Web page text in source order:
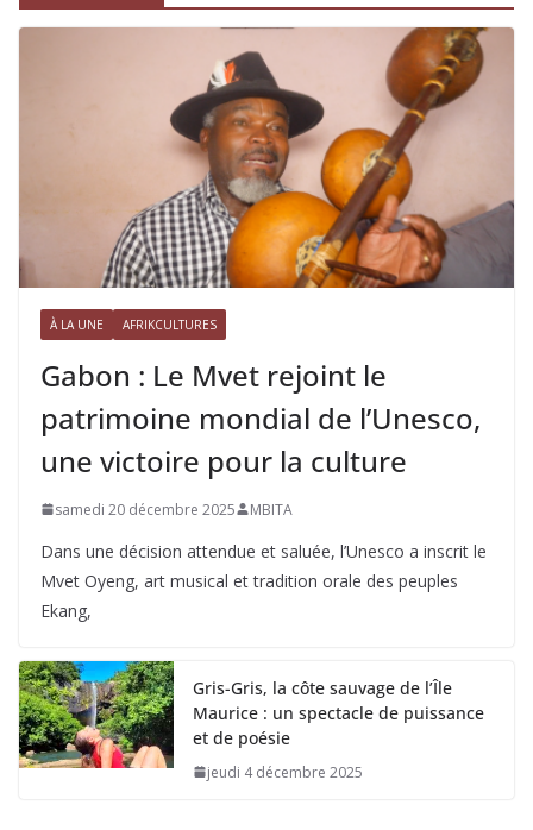
À LA UNE AFRIKCULTURES
Gabon : Le Mvet rejoint le
patrimoine mondial de l’Unesco,
une victoire pour la culture
samedi 20 décembre 2025 MBITA
Dans une décision attendue et saluée, l’Unesco a inscrit le
Mvet Oyeng, art musical et tradition orale des peuples
Ekang,
Gris-Gris, la côte sauvage de l’Île
Maurice : un spectacle de puissance
et de poésie
jeudi 4 décembre 2025